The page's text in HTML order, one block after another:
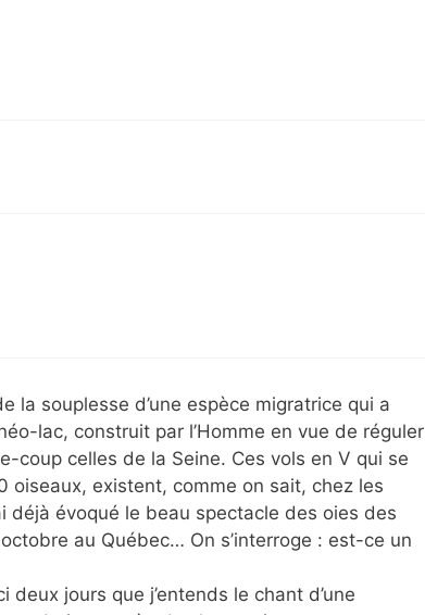
la souplesse d’une espèce migratrice qui a
lac, construit par l’Homme en vue de réguler
coup celles de la Seine. Ces vols en V qui se
oiseaux, existent, comme on sait, chez les
déjà évoqué le beau spectacle des oies des
au Québec… On s’interroge : est-ce un
deux jours que j’entends le chant d’une